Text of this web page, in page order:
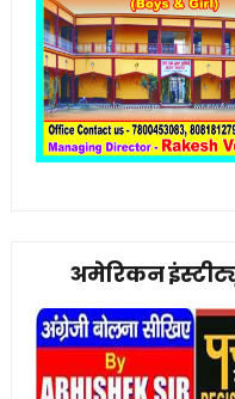
अमेरिकन